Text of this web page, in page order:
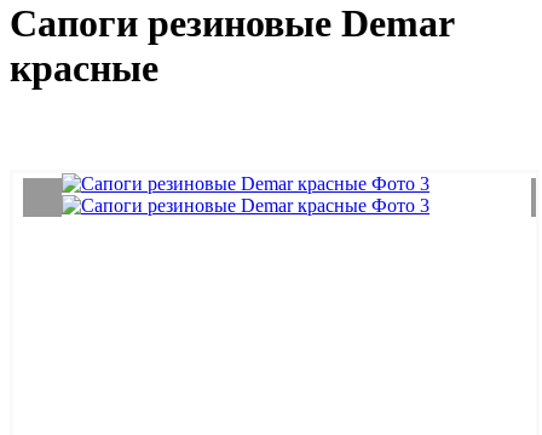
Сапоги резиновые Demar
красные